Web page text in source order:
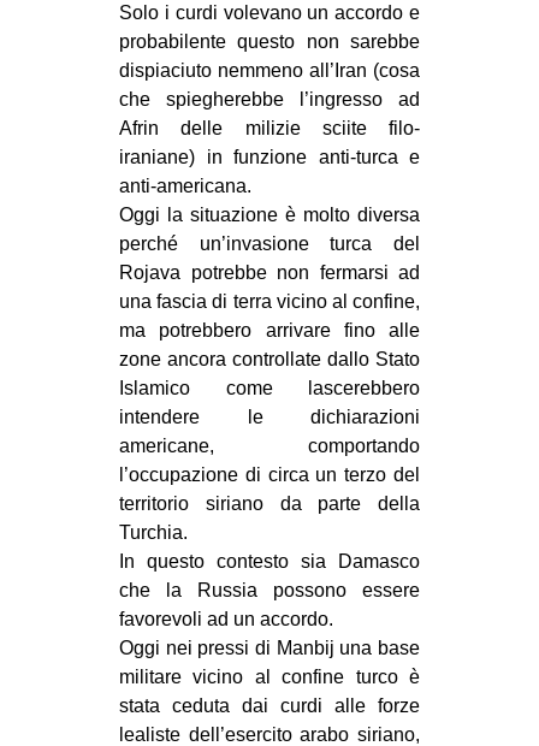
Solo i curdi volevano un accordo e
probabilente questo non sarebbe
dispiaciuto nemmeno all’Iran (cosa
che spiegherebbe l’ingresso ad
Afrin delle milizie sciite filo-
iraniane) in funzione anti-turca e
anti-americana.
Oggi la situazione è molto diversa
perché un’invasione turca del
Rojava potrebbe non fermarsi ad
una fascia di terra vicino al confine,
ma potrebbero arrivare fino alle
zone ancora controllate dallo Stato
Islamico come lascerebbero
intendere le dichiarazioni
americane, comportando
l’occupazione di circa un terzo del
territorio siriano da parte della
Turchia.
In questo contesto sia Damasco
che la Russia possono essere
favorevoli ad un accordo.
Oggi nei pressi di Manbij una base
militare vicino al confine turco è
stata ceduta dai curdi alle forze
lealiste dell’esercito arabo siriano,